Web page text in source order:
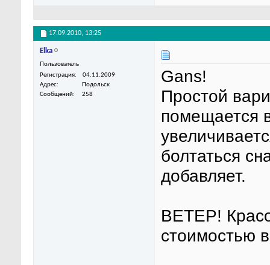
17.09.2010, 13:25
Elka
Пользователь
Регистрация
04.11.2009
Адрес
Подольск
Сообщений
258
Gans!
Простой
помещается
болтаться
добавляет.
ВЕТЕР!
стоимостью